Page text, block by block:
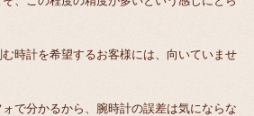
時計を希望するお客様には、向いていませ
ォで分かるから、腕時計の誤差は気にならな